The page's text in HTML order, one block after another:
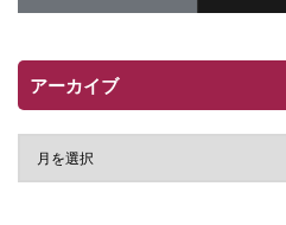
アーカイブ